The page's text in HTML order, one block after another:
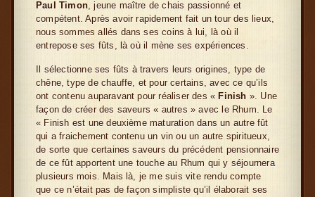
Paul Timon, jeune maître de chais passionné et
compétent. Après avoir rapidement fait un tour des lieux,
nous sommes allés dans ses coins à lui, là où il
entrepose ses fûts, là où il mène ses expériences.
Il sélectionne ses fûts à travers leurs origines, type de
chêne, type de chauffe, et pour certains, avec ce qu’ils
ont contenu auparavant pour réaliser des « Finish ». Une
façon de créer des saveurs « autres » avec le Rhum. Le
« Finish est une deuxième maturation dans un autre fût
qui a fraichement contenu un vin ou un autre spiritueux,
de sorte que certaines saveurs du précédent pensionnaire
de ce fût apportent une touche au Rhum qui y séjournera
plusieurs mois. Mais là, je me suis vite rendu compte
que ce n’était pas de façon simpliste qu’il élaborait ses